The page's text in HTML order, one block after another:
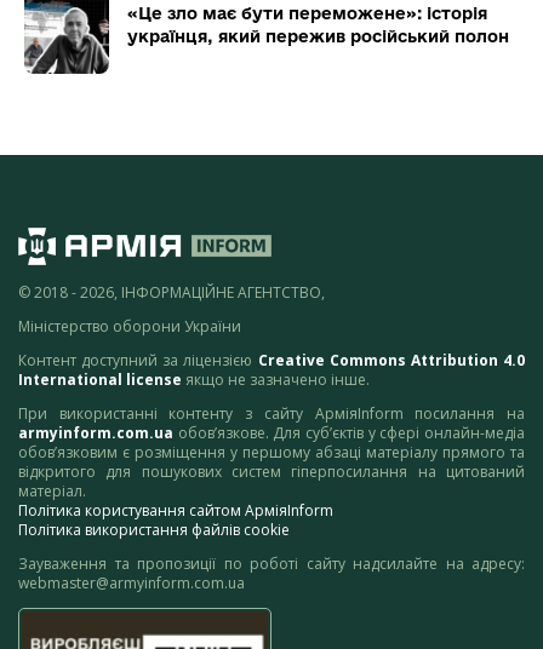
«Це зло має бути переможене»: історія
українця, який пережив російський полон
© 2018 - 2026, ІНФОРМАЦІЙНЕ АГЕНТСТВО,
Міністерство оборони України
Контент доступний за ліцензією Creative Commons Attribution 4.0
International license якщо не зазначено інше.
При використанні контенту з сайту АрміяInform посилання на
armyinform.com.ua обов’язкове. Для суб’єктів у сфері онлайн-медіа
обов’язковим є розміщення у першому абзаці матеріалу прямого та
відкритого для пошукових систем гіперпосилання на цитований
матеріал.
Політика користування сайтом АрміяInform
Політика використання файлів cookie
Зауваження та пропозиції по роботі сайту надсилайте на адресу:
webmaster@armyinform.com.ua